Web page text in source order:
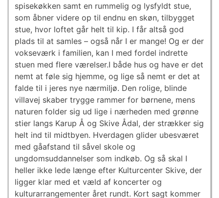
spisekøkken samt en rummelig og lysfyldt stue,
som åbner videre op til endnu en skøn, tilbygget
stue, hvor loftet går helt til kip. I får altså god
plads til at samles – også når I er mange! Og er der
vokseværk i familien, kan I med fordel indrette
stuen med flere værelser.I både hus og have er det
nemt at føle sig hjemme, og lige så nemt er det at
falde til i jeres nye nærmiljø. Den rolige, blinde
villavej skaber trygge rammer for børnene, mens
naturen folder sig ud lige i nærheden med grønne
stier langs Karup Å og Skive Ådal, der strækker sig
helt ind til midtbyen. Hverdagen glider ubesværet
med gåafstand til såvel skole og
ungdomsuddannelser som indkøb. Og så skal I
heller ikke lede længe efter Kulturcenter Skive, der
ligger klar med et væld af koncerter og
kulturarrangementer året rundt. Kort sagt kommer